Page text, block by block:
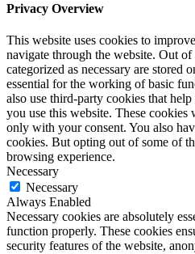
Privacy Overview
This website uses cookies to
navigate through the website. Out of
categorized as necessary are stored
essential for the working of basic
also use third-party cookies that
you use this website. These
only with your consent. You also
cookies. But opting out of some of
browsing experience.
Necessary
Necessary
Always Enabled
Necessary cookies are absolutely
function properly. These cookies
security features of the website,